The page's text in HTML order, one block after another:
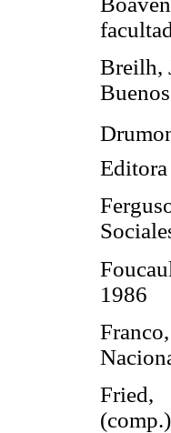
Breilh,
1986
Fried,